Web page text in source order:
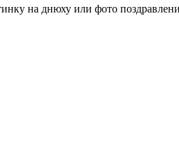
на днюху или фото